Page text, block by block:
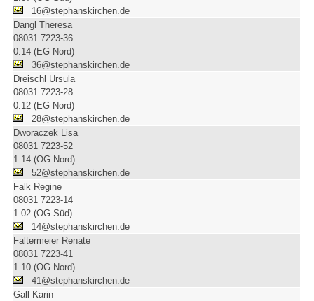
16@stephanskirchen.de
Dangl Theresa
08031 7223-36
0.14 (EG Nord)
36@stephanskirchen.de
Dreischl Ursula
08031 7223-28
0.12 (EG Nord)
28@stephanskirchen.de
Dworaczek Lisa
08031 7223-52
1.14 (OG Nord)
52@stephanskirchen.de
Falk Regine
08031 7223-14
1.02 (OG Süd)
14@stephanskirchen.de
Faltermeier Renate
08031 7223-41
1.10 (OG Nord)
41@stephanskirchen.de
Gall Karin